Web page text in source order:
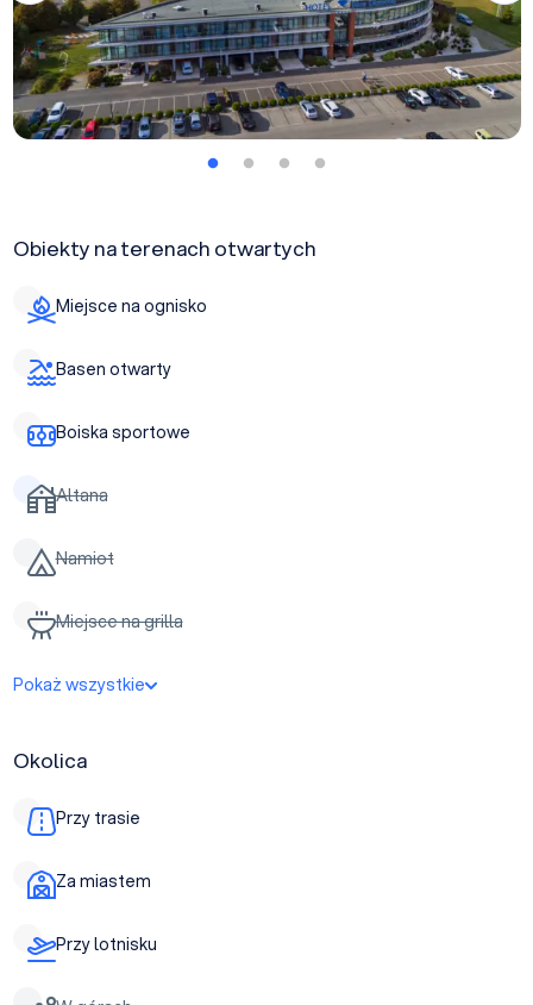
Obiekty na terenach otwartych
Miejsce na ognisko
Basen otwarty
Boiska sportowe
Altana
Namiot
Miejsce na grilla
Pokaż wszystkie
Okolica
Przy trasie
Za miastem
Przy lotnisku